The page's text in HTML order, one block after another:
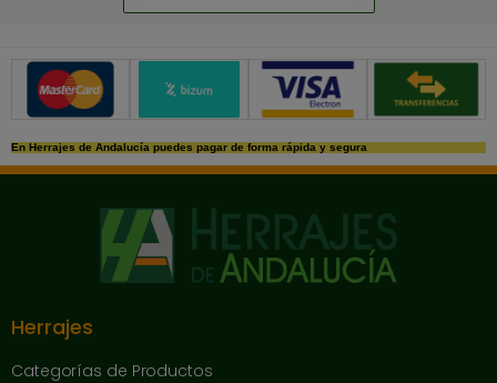
Métodos de pago seguros
En Herrajes de Andalucía puedes pagar de forma rápida y segura
Herrajes
Categorías de Productos